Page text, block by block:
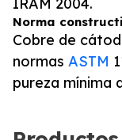
Norma
Cobre de
normas ASTM
pureza mínima